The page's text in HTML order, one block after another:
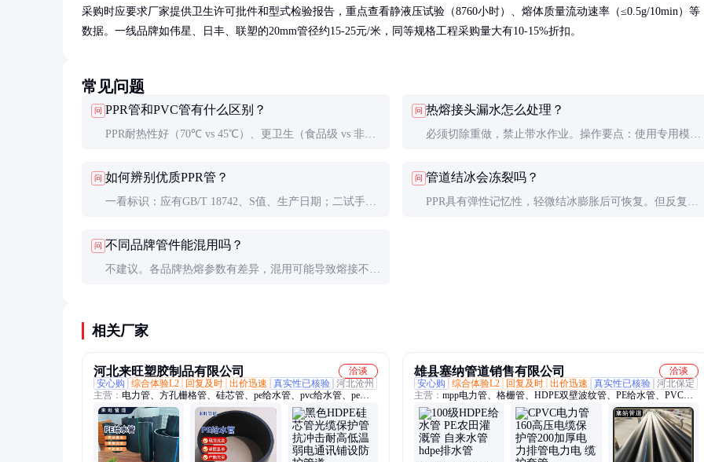
采购时应要求厂家提供卫生许可批件和型式检验报告，重点查看静液压试验（8760小时）、熔体质量流动速率（≤0.5g/10min）等
数据。一线品牌如伟星、日丰、联塑的20mm管径约15-25元/米，同等规格工程采购量大有10-15%折扣。
常见问题
问 PPR管和PVC管有什么区别？
PPR耐热性好（70℃ vs 45℃）、更卫生（食品级 vs 非食
水，两者不可混用。
问 热熔接头漏水怎么处理？
必须切除重做，禁止带水作业。操作要点：使用专用模
问 如何辨别优质PPR管？
一看标识：应有GB/T 18742、S值、生产日期；二试手
物不拉丝。
问 管道结冰会冻裂吗？
PPR具有弹性记忆性，轻微结冰膨胀后可恢复。但反复冻
问 不同品牌管件能混用吗？
不建议。各品牌热熔参数有差异，混用可能导致熔接不
相关厂家
河北来旺塑胶制品有限公司
洽谈
安心购
综合体验L2 回复及时 出价迅速 真实性已核验 河北沧州
主营： 电力管、方孔栅格管、硅芯管、pe给水管、pvc给水管、pe穿
线管
雄县塞纳管道销售有限公司
洽谈
安心购
综合体验L2 回复及时 出价迅速 真实性已核验 河北保定
主营： mpp电力管、格栅管、HDPE双壁波纹管、PE给水管、PVC排
水管、克拉管、梅花管、PVC穿线管、PE穿线管、HDPE钢带、钢丝
网骨架、硅芯管、检查井